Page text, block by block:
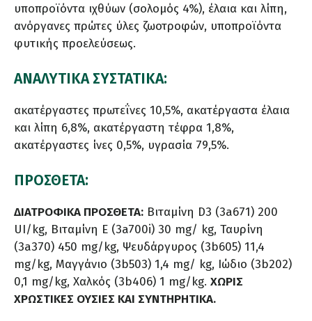
υποπροϊόντα ιχθύων (σολομός 4%), έλαια και λίπη,
ανόργανες πρώτες ύλες ζωοτροφών, υποπροϊόντα
φυτικής προελεύσεως.
ΑΝΑΛΥΤΙΚΑ ΣΥΣΤΑΤΙΚΑ:
ακατέργαστες πρωτεΐνες 10,5%, ακατέργαστα έλαια
και λίπη 6,8%, ακατέργαστη τέφρα 1,8%,
ακατέργαστες ίνες 0,5%, υγρασία 79,5%.
ΠΡΟΣΘΕΤΑ:
ΔΙΑΤΡΟΦΙΚΑ ΠΡΟΣΘΕΤΑ: Βιταμίνη D3 (3a671) 200
UI/kg, Βιταμίνη E (3a700i) 30 mg/ kg, Ταυρίνη
(3a370) 450 mg/kg, Ψευδάργυρος (3b605) 11,4
mg/kg, Μαγγάνιο (3b503) 1,4 mg/ kg, Ιώδιο (3b202)
0,1 mg/kg, Χαλκός (3b406) 1 mg/kg. ΧΩΡΙΣ
ΧΡΩΣΤΙΚΕΣ ΟΥΣΙΕΣ ΚΑΙ ΣΥΝΤΗΡΗΤΙΚΑ.